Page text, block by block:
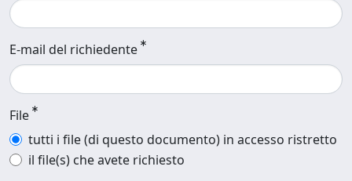
E-mail del richiedente
File
tutti i file (di questo documento) in accesso ristretto
il file(s) che avete richiesto